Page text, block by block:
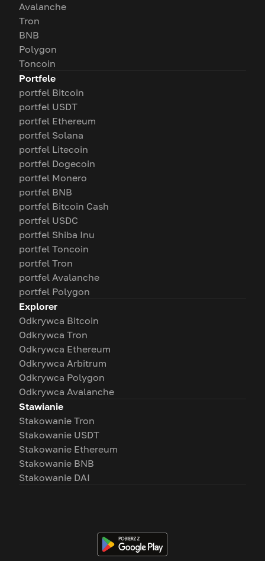
Avalanche
Tron
BNB
Polygon
Toncoin
Portfele
portfel Bitcoin
portfel USDT
portfel Ethereum
portfel Solana
portfel Litecoin
portfel Dogecoin
portfel Monero
portfel BNB
portfel Bitcoin Cash
portfel USDC
portfel Shiba Inu
portfel Toncoin
portfel Tron
portfel Avalanche
portfel Polygon
Explorer
Odkrywca Bitcoin
Odkrywca Tron
Odkrywca Ethereum
Odkrywca Arbitrum
Odkrywca Polygon
Odkrywca Avalanche
Stawianie
Stakowanie Tron
Stakowanie USDT
Stakowanie Ethereum
Stakowanie BNB
Stakowanie DAI